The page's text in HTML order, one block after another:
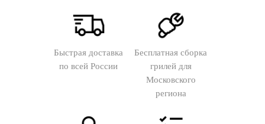
Быстрая доставка
по всей России
Бесплатная сборка
грилей для
Московского
региона